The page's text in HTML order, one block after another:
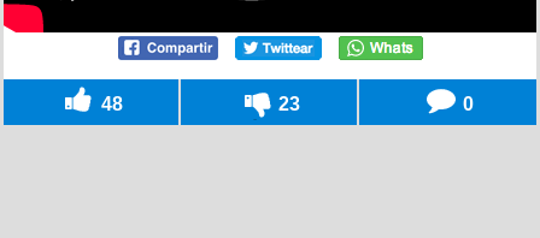
48 23 0